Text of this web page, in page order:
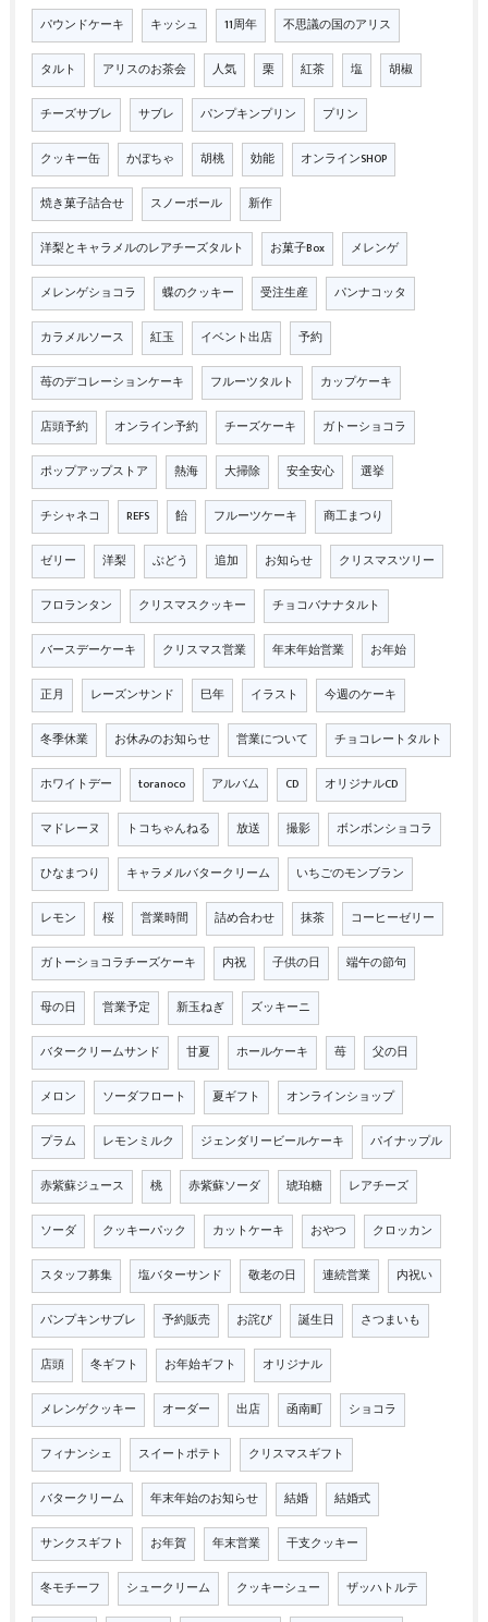
パウンドケーキ キッシュ 11周年 不思議の国のアリス
タルト アリスのお茶会 人気 栗 紅茶 塩 胡椒
チーズサブレ サブレ パンプキンプリン プリン
クッキー缶 かぼちゃ 胡桃 効能 オンラインSHOP
焼き菓子詰合せ スノーボール 新作
洋梨とキャラメルのレアチーズタルト お菓子Box メレンゲ
メレンゲショコラ 蝶のクッキー 受注生産 パンナコッタ
カラメルソース 紅玉 イベント出店 予約
苺のデコレーションケーキ フルーツタルト カップケーキ
店頭予約 オンライン予約 チーズケーキ ガトーショコラ
ポップアップストア 熱海 大掃除 安全安心 選挙
チシャネコ REFS 飴 フルーツケーキ 商工まつり
ゼリー 洋梨 ぶどう 追加 お知らせ クリスマスツリー
フロランタン クリスマスクッキー チョコバナナタルト
バースデーケーキ クリスマス営業 年末年始営業 お年始
正月 レーズンサンド 巳年 イラスト 今週のケーキ
冬季休業 お休みのお知らせ 営業について チョコレートタルト
ホワイトデー toranoco アルバム CD オリジナルCD
マドレーヌ トコちゃんねる 放送 撮影 ボンボンショコラ
ひなまつり キャラメルバタークリーム いちごのモンブラン
レモン 桜 営業時間 詰め合わせ 抹茶 コーヒーゼリー
ガトーショコラチーズケーキ 内祝 子供の日 端午の節句
母の日 営業予定 新玉ねぎ ズッキーニ
バタークリームサンド 甘夏 ホールケーキ 苺 父の日
メロン ソーダフロート 夏ギフト オンラインショップ
プラム レモンミルク ジェンダリービールケーキ パイナップル
赤紫蘇ジュース 桃 赤紫蘇ソーダ 琥珀糖 レアチーズ
ソーダ クッキーパック カットケーキ おやつ クロッカン
スタッフ募集 塩バターサンド 敬老の日 連続営業 内祝い
パンプキンサブレ 予約販売 お詫び 誕生日 さつまいも
店頭 冬ギフト お年始ギフト オリジナル
メレンゲクッキー オーダー 出店 函南町 ショコラ
フィナンシェ スイートポテト クリスマスギフト
バタークリーム 年末年始のお知らせ 結婚 結婚式
サンクスギフト お年賀 年末営業 干支クッキー
冬モチーフ シュークリーム クッキーシュー ザッハトルテ